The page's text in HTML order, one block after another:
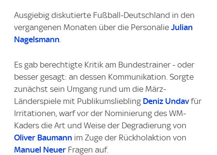
Ausgiebig diskutierte Fußball-Deutschland in den
vergangenen Monaten über die Personalie Julian
Nagelsmann.
Es gab berechtigte Kritik am Bundestrainer - oder
besser gesagt: an dessen Kommunikation. Sorgte
zunächst sein Umgang rund um die März-
Länderspiele mit Publikumsliebling Deniz Undavfür
Irritationen, warf vor der Nominierung des WM-
Kaders die Art und Weise der Degradierung von
Oliver Baumann im Zuge der Rückholaktion von
Manuel Neuer Fragen auf.